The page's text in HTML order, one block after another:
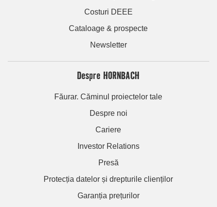
Costuri DEEE
Cataloage & prospecte
Newsletter
Despre HORNBACH
Făurar. Căminul proiectelor tale
Despre noi
Cariere
Investor Relations
Presă
Protecția datelor și drepturile clienților
Garanția prețurilor